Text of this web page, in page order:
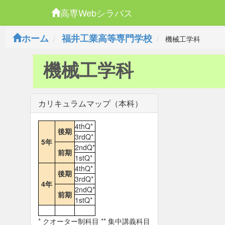
高専Webシラバス
ホーム 福井工業高等専門学校 機械工学科
機械工学科
カリキュラムマップ（本科）
5年
後期 4thQ*
3rdQ*
前期 2ndQ*
1stQ*
4年
後期 4thQ*
3rdQ*
前期 2ndQ*
1stQ*
* クオーター制科目 ** 集中講義科目